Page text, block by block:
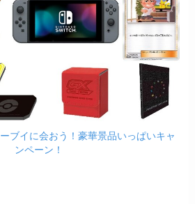
ブイに会おう！豪華景品いっぱいキャ
ンペーン！